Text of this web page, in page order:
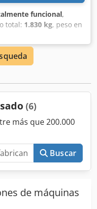
funcional,
total: 1.830 kg, peso en
10 C VT rodillo
4800 h Dwodpfx
kW 1500-1830 kg Rueda
(6)
más que 200.000
Buscar
de máquinas